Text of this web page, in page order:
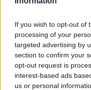
If you wish to opt-out of
processing of your
targeted advertising by
section to confirm your
opt-out request is
interest-based ads
us or personal
07.08.2026, 06:39
Games